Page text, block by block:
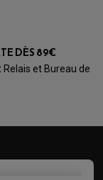
DÈS 89€
et Bureau de